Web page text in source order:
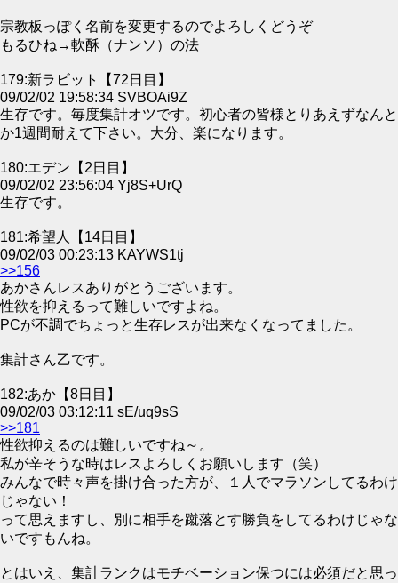
宗教板っぽく名前を変更するのでよろしくどうぞ
もるひね→軟酥（ナンソ）の法
179:新ラビット【72日目】
09/02/02 19:58:34 SVBOAi9Z
生存です。毎度集計オツです。初心者の皆様とりあえずなんと
か1週間耐えて下さい。大分、楽になります。
180:エデン【2日目】
09/02/02 23:56:04 Yj8S+UrQ
生存です。
181:希望人【14日目】
09/02/03 00:23:13 KAYWS1tj
>>156
あかさんレスありがとうございます。
性欲を抑えるって難しいですよね。
PCが不調でちょっと生存レスが出来なくなってました。
集計さん乙です。
182:あか【8日目】
09/02/03 03:12:11 sE/uq9sS
>>181
性欲抑えるのは難しいですね～。
私が辛そうな時はレスよろしくお願いします（笑）
みんなで時々声を掛け合った方が、１人でマラソンしてるわけ
じゃない！
って思えますし、別に相手を蹴落とす勝負をしてるわけじゃな
いですもんね。
とはいえ、集計ランクはモチベーション保つには必須だと思っ